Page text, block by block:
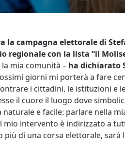
la campagna elettorale di
regionale con la lista “il
mia comunità – ha dichiarato
giorni mi porterà a fare
i cittadini, le istituzioni e
il cuore il luogo dove
naturale e facile: parlare nella
mio intervento è indirizzato a
più di una corsa elettorale,